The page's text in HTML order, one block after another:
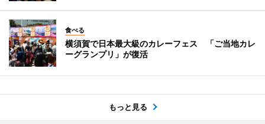
食べる
横須賀で日本最大級のカレーフェス 「ご当地カレ
ーグランプリ」が復活
もっと見る